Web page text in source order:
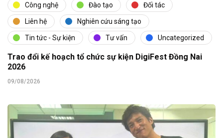
Công nghệ Đào tạo Đối tác
Liên hệ Nghiên cứu sáng tạo
Tin tức - Sự kiện Tư vấn Uncategorized
Trao đổi kế hoạch tổ chức sự kiện DigiFest Đồng Nai
2026
09/08/2026